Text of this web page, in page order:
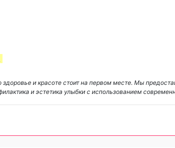
и красоте стоит на первом месте. Мы
и эстетика улыбки с использованием